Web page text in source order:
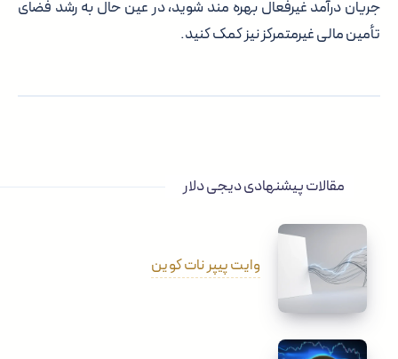
جریان درآمد غیرفعال بهره مند شوید، در عین حال به رشد فضای
تأمین مالی غیرمتمرکز نیز کمک کنید.
مقالات پیشنهادی دیجی دلار
وایت پیپر نات کوین